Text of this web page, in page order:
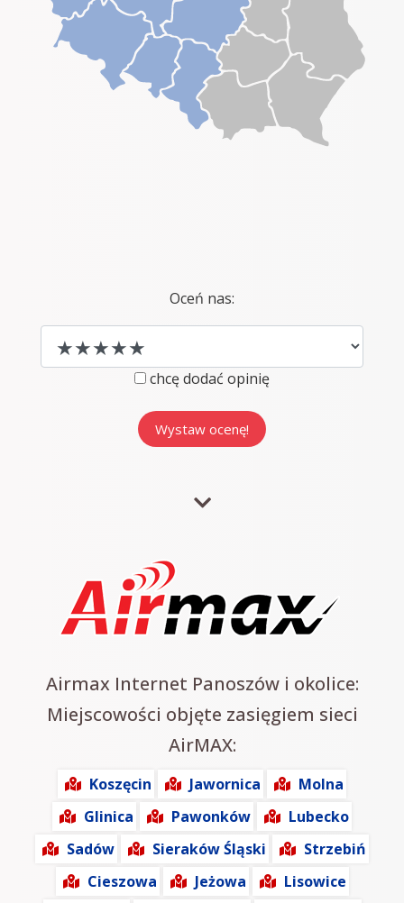
Oceń nas:
chcę dodać opinię
Airmax Internet Panoszów i okolice:
Miejscowości objęte zasięgiem sieci
AirMAX:
Koszęcin Jawornica
Molna
Glinica
Pawonków
Lubecko
Sadów
Sieraków Śląski
Strzebiń
Cieszowa
Jeżowa
Lisowice